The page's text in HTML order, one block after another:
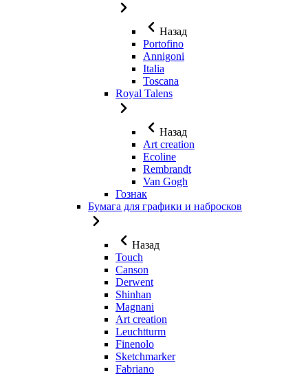
Назад
Portofino
Annigoni
Italia
Toscana
Royal Talens
Назад
Art creation
Ecoline
Rembrandt
Van Gogh
Гознак
Бумага для графики и набросков
Назад
Touch
Canson
Derwent
Shinhan
Magnani
Art creation
Leuchtturm
Finenolo
Sketchmarker
Fabriano